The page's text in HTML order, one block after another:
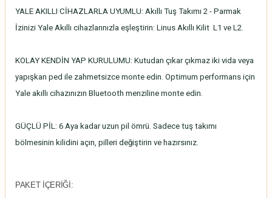
YALE AKILLI CİHAZLARLA UYUMLU: Akıllı Tuş Takımı 2 - Parmak
İzinizi Yale Akıllı cihazlarınızla eşleştirin: Linus Akıllı Kilit L1 ve L2.
KOLAY KENDİN YAP KURULUMU: Kutudan çıkar çıkmaz iki vida veya
yapışkan ped ile zahmetsizce monte edin. Optimum performans için
Yale akıllı cihazınızın Bluetooth menziline monte edin.
GÜÇLÜ PİL: 6 Aya kadar uzun pil ömrü. Sadece tuş takımı
bölmesinin kilidini açın, pilleri değiştirin ve hazırsınız.
PAKET İÇERİĞİ: